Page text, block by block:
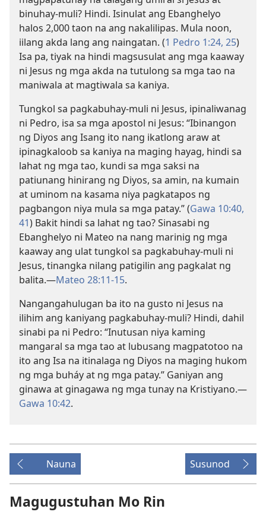
binuhay-muli? Hindi. Isinulat ang Ebanghelyo
halos 2,000 taon na ang nakalilipas. Mula noon,
iilang akda lang ang naingatan. (1 Pedro 1:24, 25)
Isa pa, tiyak na hindi magsusulat ang mga kaaway
ni Jesus ng mga akda na tutulong sa mga tao na
maniwala at magtiwala sa kaniya.
Tungkol sa pagkabuhay-muli ni Jesus, ipinaliwanag
ni Pedro, isa sa mga apostol ni Jesus: “Ibinangon
ng Diyos ang Isang ito nang ikatlong araw at
ipinagkaloob sa kaniya na maging hayag, hindi sa
lahat ng mga tao, kundi sa mga saksi na
patiunang hinirang ng Diyos, sa amin, na kumain
at uminom na kasama niya pagkatapos ng
pagbangon niya mula sa mga patay.” (Gawa 10:40,
41) Bakit hindi sa lahat ng tao? Sinasabi ng
Ebanghelyo ni Mateo na nang marinig ng mga
kaaway ang ulat tungkol sa pagkabuhay-muli ni
Jesus, tinangka nilang patigilin ang pagkalat ng
balita.—Mateo 28:11-15.
Nangangahulugan ba ito na gusto ni Jesus na
ilihim ang kaniyang pagkabuhay-muli? Hindi, dahil
sinabi pa ni Pedro: “Inutusan niya kaming
mangaral sa mga tao at lubusang magpatotoo na
ito ang Isa na itinalaga ng Diyos na maging hukom
ng mga buháy at ng mga patay.” Ganiyan ang
ginawa at ginagawa ng mga tunay na Kristiyano.—
Gawa 10:42.
Nauna Susunod
Magugustuhan Mo Rin